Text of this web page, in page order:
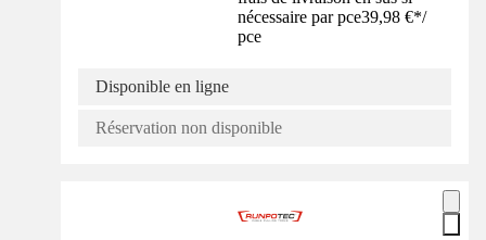
nécessaire par pce39,98 €*/
pce
Disponible en ligne
Réservation non disponible